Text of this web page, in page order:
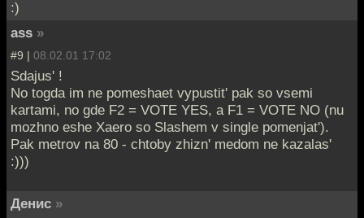
:)
ass »
#9 | 08.02.01 17:02
Sdajus' !
No togda im ne pomeshaet vypustit' pak so vsemi
kartami, no gde F2 = VOTE YES, a F1 = VOTE NO (nu
mozhno eshe Xaero so Slashem v single pomenjat').
Pak metrov na 80 - chtoby zhizn' medom ne kazalas'
:)))
Денис »